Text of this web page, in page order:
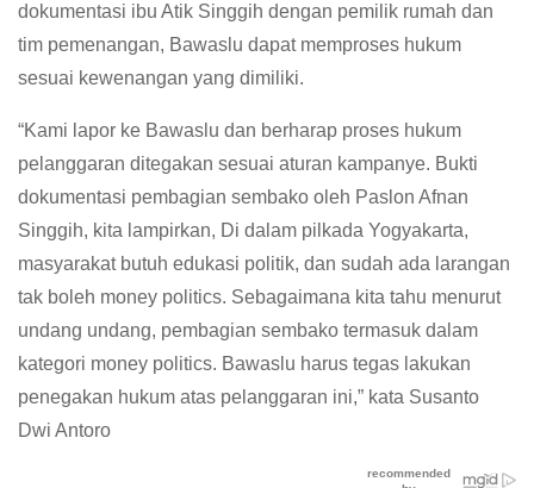
dokumentasi ibu Atik Singgih dengan pemilik rumah dan
tim pemenangan, Bawaslu dapat memproses hukum
sesuai kewenangan yang dimiliki.
“Kami lapor ke Bawaslu dan berharap proses hukum
pelanggaran ditegakan sesuai aturan kampanye. Bukti
dokumentasi pembagian sembako oleh Paslon Afnan
Singgih, kita lampirkan, Di dalam pilkada Yogyakarta,
masyarakat butuh edukasi politik, dan sudah ada larangan
tak boleh money politics. Sebagaimana kita tahu menurut
undang undang, pembagian sembako termasuk dalam
kategori money politics. Bawaslu harus tegas lakukan
penegakan hukum atas pelanggaran ini,” kata Susanto
Dwi Antoro